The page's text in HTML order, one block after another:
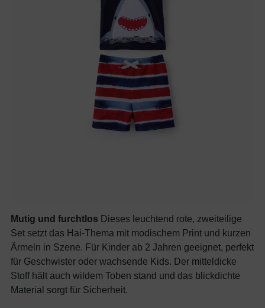
Mutig und furchtlos Dieses leuchtend rote, zweiteilige
Set setzt das Hai-Thema mit modischem Print und kurzen
Ärmeln in Szene. Für Kinder ab 2 Jahren geeignet, perfekt
für Geschwister oder wachsende Kids. Der mitteldicke
Stoff hält auch wildem Toben stand und das blickdichte
Material sorgt für Sicherheit.